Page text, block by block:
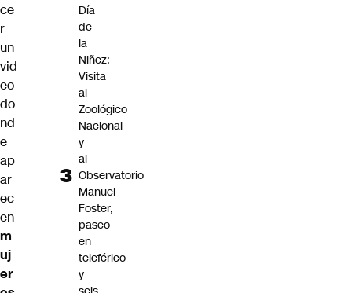
ce
r
un
vid
eo
do
nd
e
ap
ar
ec
en
m
uj
er
Día
de
la
Niñez:
Visita
al
Zoológico
Nacional
y
al
Observatorio
Manuel
Foster,
paseo
en
teleférico
y